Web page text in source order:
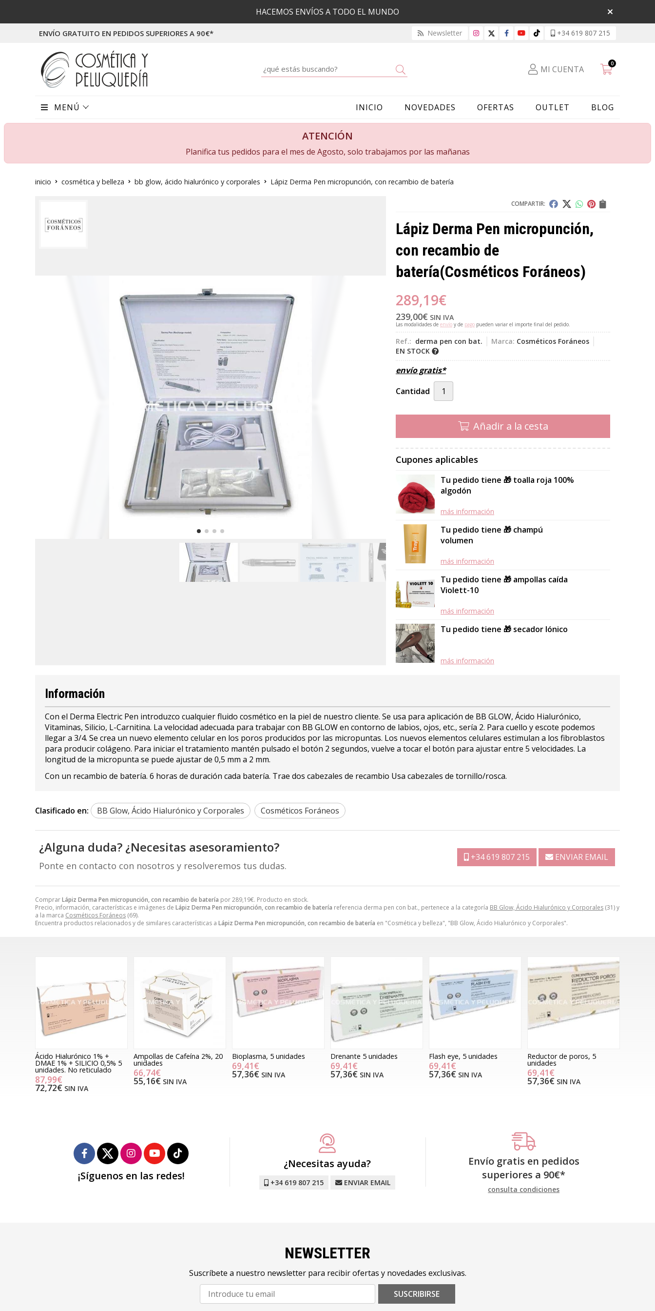
HACEMOS ENVÍOS A TODO EL MUNDO
ENVÍO GRATUITO EN PEDIDOS SUPERIORES A 90€* Newsletter +34 619 807 215
MI CUENTA
0
MENÚ INICIO NOVEDADES OFERTAS OUTLET BLOG
ATENCIÓN
Planifica tus pedidos para el mes de Agosto, solo trabajamos por las mañanas
inicio cosmética y belleza bb glow, ácido hialurónico y corporales Lápiz Derma Pen micropunción, con recambio de batería
COMPARTIR:
Lápiz Derma Pen micropunción,
con recambio de
batería(Cosméticos Foráneos)
289,19€
239,00€ SIN IVA
Las modalidades de envío y de pago pueden variar el importe final del pedido.
Ref.: derma pen con bat. Marca: Cosméticos Foráneos
EN STOCK
envío gratis*
Cantidad
Añadir a la cesta
Cupones aplicables
Tu pedido tiene 🎁 toalla roja 100%
algodón
más información
Tu pedido tiene 🎁 champú
volumen
más información
Tu pedido tiene 🎁 ampollas caída
Violett-10
más información
Tu pedido tiene 🎁 secador Iónico
más información
ComprarLápiz Derma Pen micropunción, con recambio de batería por289,19€. Producto en stock.
Precio, información, características e imágenes de Lápiz Derma Pen micropunción, con recambio de batería referencia derma pen con bat., pertenece a la categoría BB Glow, Ácido Hialurónico y Corporales (31) y
a la marca Cosméticos Foráneos (69).
Encuentra productos relacionados y de similares características a Lápiz Derma Pen micropunción, con recambio de batería en "Cosmética y belleza", "BB Glow, Ácido Hialurónico y Corporales".
Información
Con el Derma Electric Pen introduzco cualquier fluido cosmético en la piel de nuestro cliente. Se usa para aplicación de BB GLOW, Ácido Hialurónico,
Vitaminas, Silicio, L-Carnitina. La velocidad adecuada para trabajar con BB GLOW en contorno de labios, ojos, etc., sería 2. Para cuello y escote podemos
llegar a 3/4. Se crea un nuevo elemento celular en los poros producidos por las micropuntas. Los nuevos elementos celulares estimulan a los fibroblastos
para producir colágeno. Para iniciar el tratamiento mantén pulsado el botón 2 segundos, vuelve a tocar el botón para ajustar entre 5 velocidades. La
longitud de la micropunta se puede ajustar de 0,5 mm a 2 mm.
Con un recambio de batería. 6 horas de duración cada batería. Trae dos cabezales de recambio Usa cabezales de tornillo/rosca.
Clasificado en: BB Glow, Ácido Hialurónico y Corporales Cosméticos Foráneos
¿Alguna duda? ¿Necesitas asesoramiento?
Ponte en contacto con nosotros y resolveremos tus dudas.
+34 619 807 215 ENVIAR EMAIL
Ácido Hialurónico 1% +
DMAE 1% + SILICIO 0,5% 5
unidades. No reticulado
87,99€
72,72€ SIN IVA
Ampollas de Cafeína 2%, 20
unidades
66,74€
55,16€ SIN IVA
Bioplasma, 5 unidades
69,41€
57,36€ SIN IVA
Drenante 5 unidades
69,41€
57,36€ SIN IVA
Flash eye, 5 unidades
69,41€
57,36€ SIN IVA
Reductor de poros, 5
unidades
69,41€
57,36€ SIN IVA
¡Síguenos en las redes!
¿Necesitas ayuda?
+34 619 807 215 ENVIAR EMAIL
Envío gratis en pedidos
superiores a 90€*
consulta condiciones
NEWSLETTER
Suscríbete a nuestro newsletter para recibir ofertas y novedades exclusivas.
SUSCRIBIRSE